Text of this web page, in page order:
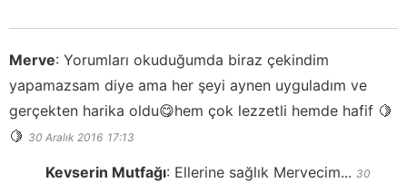
Merve: Yorumları okuduğumda biraz çekindim
yapamazsam diye ama her şeyi aynen uyguladım ve
gerçekten harika oldu😋hem çok lezzetli hemde hafif 🍋
🍋 30 Aralık 2016 17:13
Kevserin Mutfağı: Ellerine sağlık Mervecim... 30